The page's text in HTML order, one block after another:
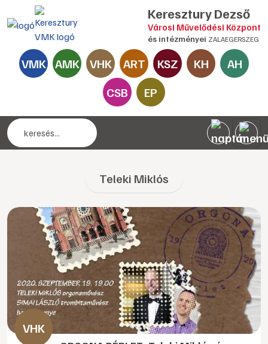
Keresztury Dezső
Városi Művelődési Központ
és intézményei ZALAEGERSZEG
VMK AMK VHK ART KSZ KH
AH
CSB
EP
Teleki Miklós